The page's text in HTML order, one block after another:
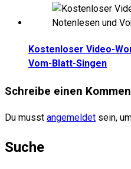
Kostenloser Video-
Vom-Blatt-Singen
Schreibe einen
Du musst angemeldet sein,
Suche